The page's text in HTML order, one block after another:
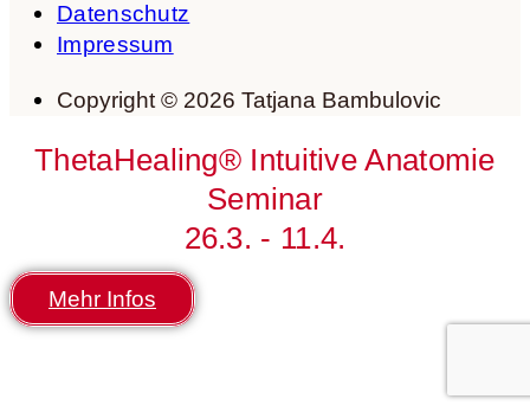
Datenschutz
Impressum
Copyright © 2026 Tatjana Bambulovic
ThetaHealing® Intuitive Anatomie
Seminar
26.3. - 11.4.
Mehr Infos